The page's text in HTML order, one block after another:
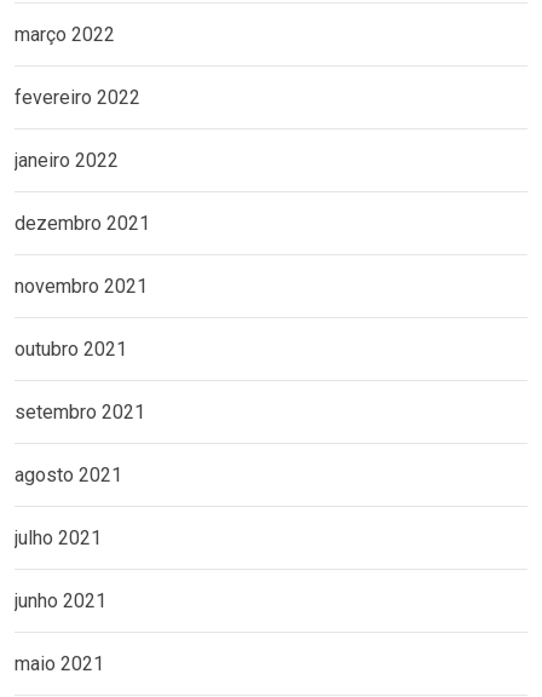
março 2022
fevereiro 2022
janeiro 2022
dezembro 2021
novembro 2021
outubro 2021
setembro 2021
agosto 2021
julho 2021
junho 2021
maio 2021